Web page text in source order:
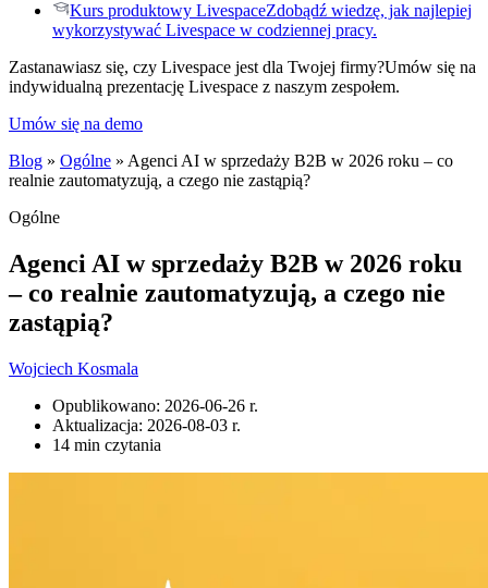
Kurs produktowy LivespaceZdobądź wiedzę, jak najlepiej
wykorzystywać Livespace w codziennej pracy.
Zastanawiasz się, czy Livespace jest dla Twojej firmy?Umów się na
indywidualną prezentację Livespace z naszym zespołem.
Umów się na demo
Blog » Ogólne » Agenci AI w sprzedaży B2B w 2026 roku – co
realnie zautomatyzują, a czego nie zastąpią?
Ogólne
Agenci AI w sprzedaży B2B w 2026 roku
– co realnie zautomatyzują, a czego nie
zastąpią?
Wojciech Kosmala
Opublikowano: 2026-06-26 r.
Aktualizacja: 2026-08-03 r.
14 min czytania